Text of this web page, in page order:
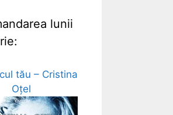
lunii
tău – Cristina
Oțel